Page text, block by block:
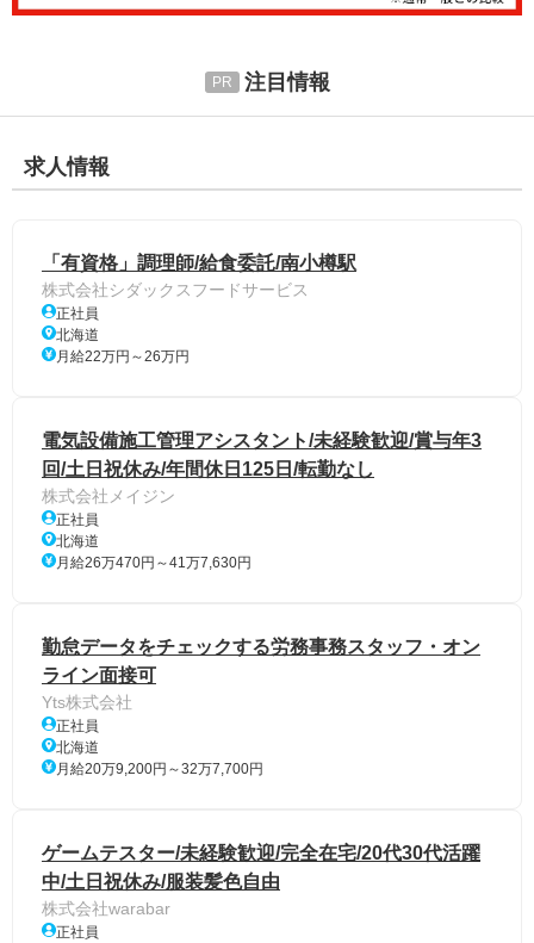
注目情報
求人情報
「有資格」調理師/給食委託/南小樽駅
株式会社シダックスフードサービス
正社員
北海道
月給22万円～26万円
電気設備施工管理アシスタント/未経験歓迎/賞与年3
回/土日祝休み/年間休日125日/転勤なし
株式会社メイジン
正社員
北海道
月給26万470円～41万7,630円
勤怠データをチェックする労務事務スタッフ・オン
ライン面接可
Yts株式会社
正社員
北海道
月給20万9,200円～32万7,700円
ゲームテスター/未経験歓迎/完全在宅/20代30代活躍
中/土日祝休み/服装髪色自由
株式会社warabar
正社員